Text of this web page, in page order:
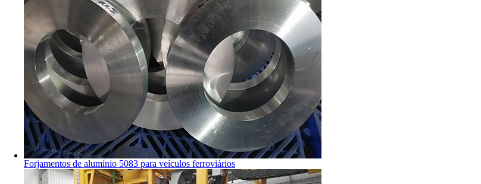
Forjamentos de alumínio 5083 para veículos ferroviários